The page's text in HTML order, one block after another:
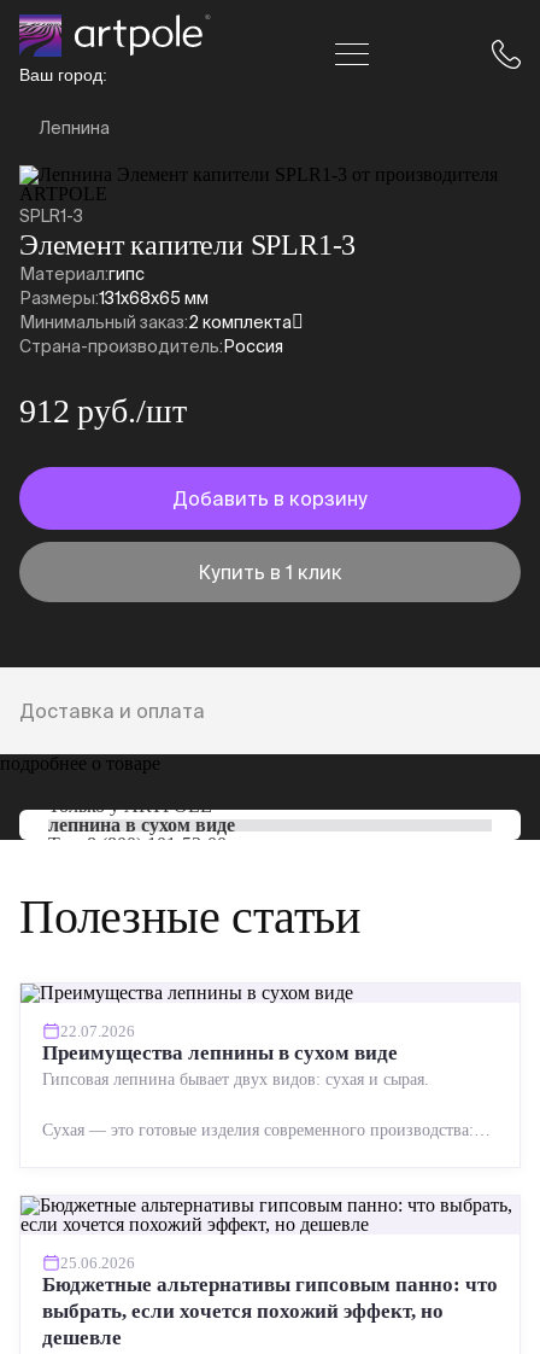
Ваш город:
Лепнина
SPLR1-3
Элемент капители SPLR1-3
Материал:гипс
Размеры:131x68x65 мм
Минимальный заказ:2 комплекта
Страна-производитель: Россия
912 руб./шт
Добавить в корзину
Купить в 1 клик
Доставка и оплата
подробнее о товаре
Только уARTPOLE
лепнина в сухом виде
Тел: 8 (800) 101-53-00
Полезные статьи
22.07.2026
Преимущества лепнины в сухом виде
Гипсовая лепнина бывает двух видов: сухая и сырая.
Сухая — это готовые изделия современного производства:
25.06.2026
Бюджетные альтернативы гипсовым панно: что
выбрать, если хочется похожий эффект, но
дешевле